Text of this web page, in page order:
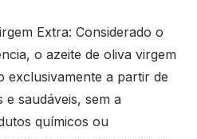
Extra: Considerado o
o azeite de oliva virgem
exclusivamente a partir de
e saudáveis, sem a
químicos ou